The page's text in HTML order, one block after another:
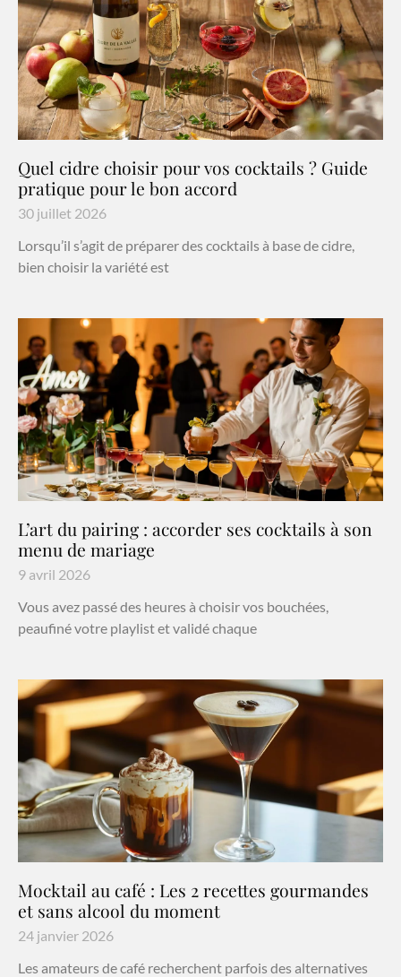
Quel cidre choisir pour vos cocktails ? Guide
pratique pour le bon accord
30 juillet 2026
Lorsqu’il s’agit de préparer des cocktails à base de cidre,
bien choisir la variété est
L’art du pairing : accorder ses cocktails à son
menu de mariage
9 avril 2026
Vous avez passé des heures à choisir vos bouchées,
peaufiné votre playlist et validé chaque
Mocktail au café : Les 2 recettes gourmandes
et sans alcool du moment
24 janvier 2026
Les amateurs de café recherchent parfois des alternatives